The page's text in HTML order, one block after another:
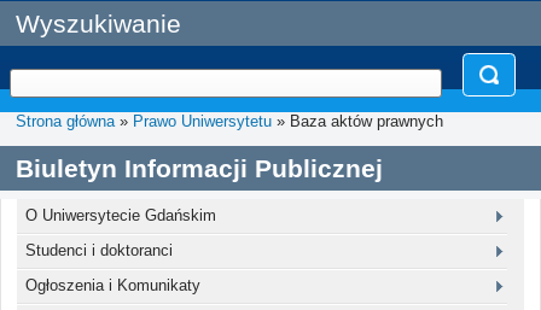
Wyszukiwanie
Strona główna» Prawo Uniwersytetu » Baza aktów prawnych
Biuletyn Informacji Publicznej
O Uniwersytecie Gdańskim
Studenci i doktoranci
Ogłoszenia i Komunikaty